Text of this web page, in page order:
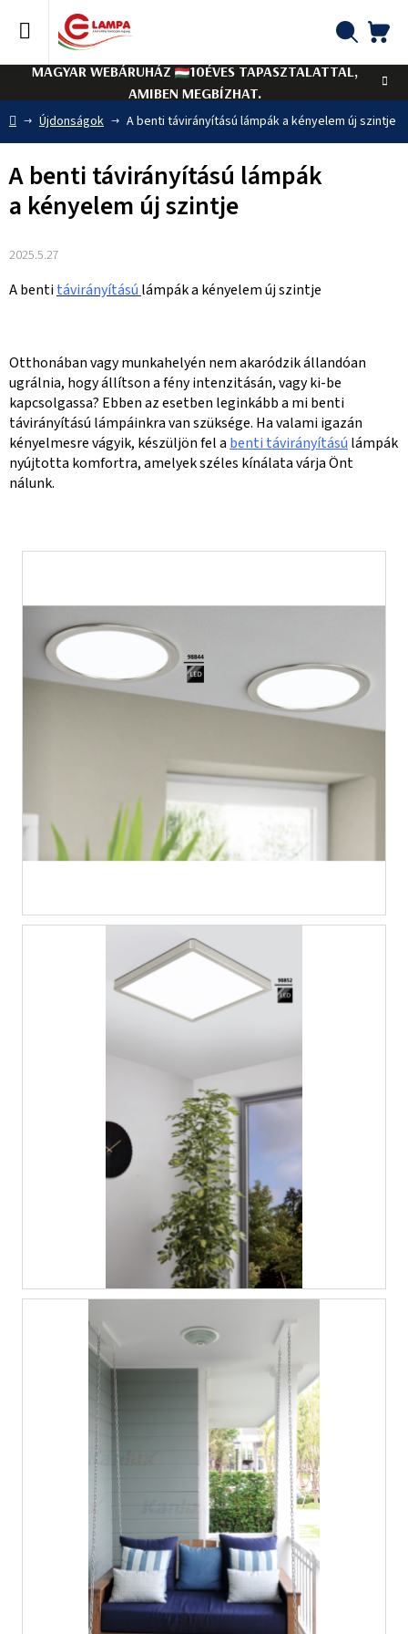
tartalomhoz
MAGYAR WEBÁRUHÁZ
10ÉVES TAPASZTALATTAL,
AMIBEN MEGBÍZHAT.
Kezdőlap
Újdonságok A benti távirányítású lámpák a kényelem új szintje
A benti távirányítású lámpák
a kényelem új szintje
2025.5.27
A bentitávirányítású lámpák a kényelem új szintje
Otthonában vagy munkahelyén nem akaródzik állandóan
ugrálnia, hogy állítson a fény intenzitásán, vagy ki-be
kapcsolgassa? Ebben az esetben leginkább a mi benti
távirányítású lámpáinkra van szüksége. Ha valami igazán
kényelmesre vágyik, készüljön fel a benti távirányítású lámpák
nyújtotta komfortra, amelyek széles kínálata várja Önt
nálunk.